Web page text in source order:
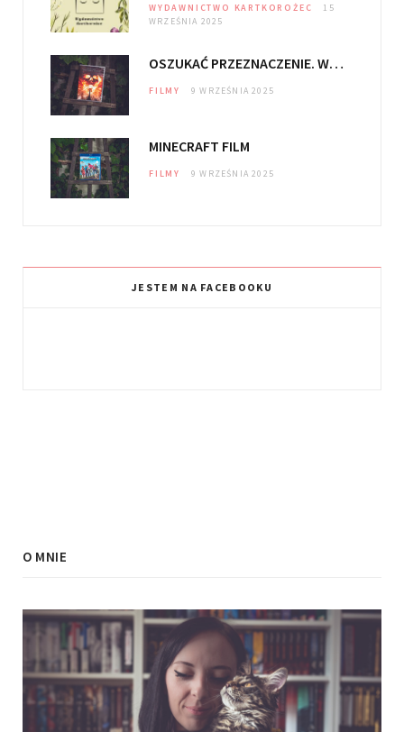
WYDAWNICTWO KARTKOROŻEC
15
WRZEŚNIA 2025
OSZUKAĆ PRZEZNACZENIE. WIĘZY KRWI
FILMY 9 WRZEŚNIA 2025
MINECRAFT FILM
FILMY 9 WRZEŚNIA 2025
JESTEM NA FACEBOOKU
O MNIE